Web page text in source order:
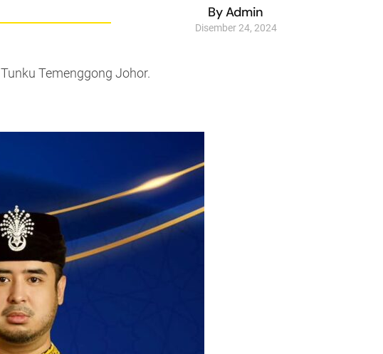
By Admin
Disember 24, 2024
Temenggong Johor.